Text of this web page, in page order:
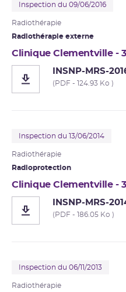
Inspection du 09/06/2016
Radiothérapie
Radiothérapie externe
Clinique Clementville -
INSNP-MRS-
(PDF - 124.93 Ko )
Inspection du 13/06/2014
Radiothérapie
Radioprotection
Clinique Clementville -
INSNP-MRS-
(PDF - 186.05 Ko )
Inspection du 06/11/2013
Radiothérapie